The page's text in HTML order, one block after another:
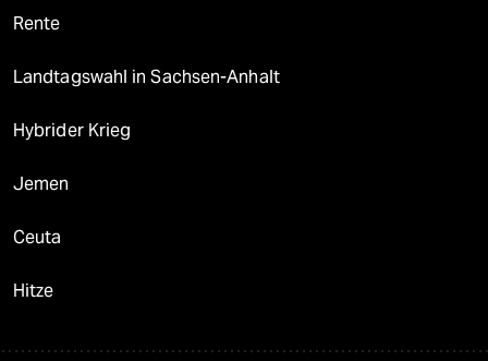
Rente
Landtagswahl in Sachsen-Anhalt
Hybrider Krieg
Jemen
Ceuta
Hitze